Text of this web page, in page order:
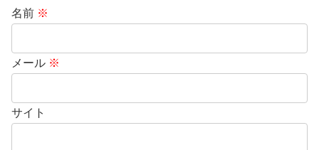
名前 ※
メール ※
サイト